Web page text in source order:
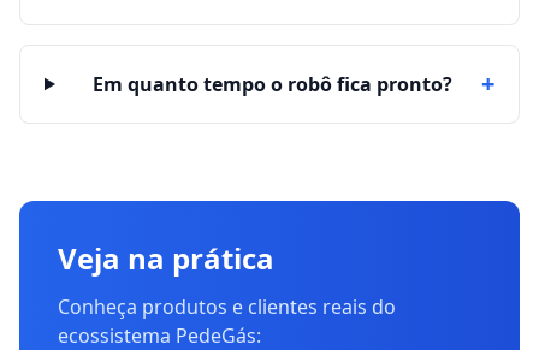
Em quanto tempo o robô fica pronto? +
Veja na prática
Conheça produtos e clientes reais do
ecossistema PedeGás: